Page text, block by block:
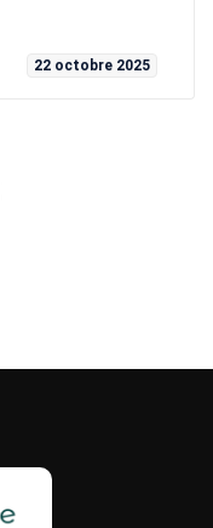
22 octobre 2025